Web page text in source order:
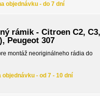
objednávku - do 7 dní
rámik - Citroen C2, C3,
Peugeot 307
montáž neoriginálneho rádia do
objednávku - od 7 - 10 dní